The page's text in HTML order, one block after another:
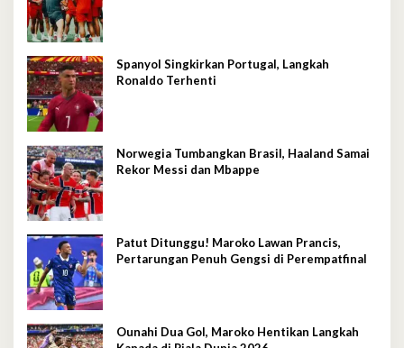
Spanyol Singkirkan Portugal, Langkah
Ronaldo Terhenti
Norwegia Tumbangkan Brasil, Haaland Samai
Rekor Messi dan Mbappe
Patut Ditunggu! Maroko Lawan Prancis,
Pertarungan Penuh Gengsi di Perempatfinal
Ounahi Dua Gol, Maroko Hentikan Langkah